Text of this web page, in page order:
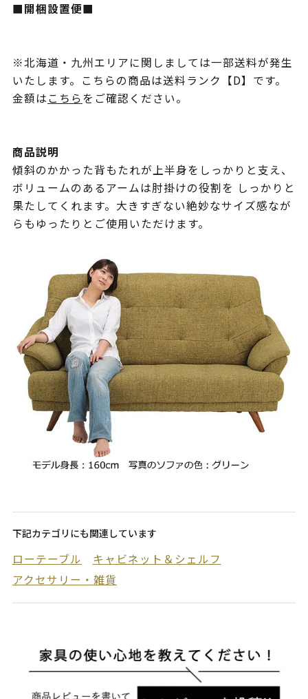
■開梱設置便■
※北海道・九州エリアに関しましては一部送料が発生
いたします。こちらの商品は送料ランク【D】です。
金額はこちらをご確認ください。
商品説明
傾斜のかかった背もたれが上半身をしっかりと支え、
ボリュームのあるアームは肘掛けの役割を しっかりと
果たしてくれます。大きすぎない絶妙なサイズ感なが
らもゆったりとご使用いただけます。
下記カテゴリにも関連しています
ローテーブル
キャビネット＆シェルフ
アクセサリー・雑貨